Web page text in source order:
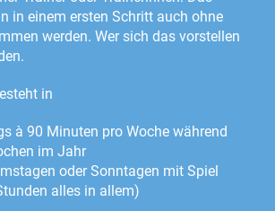
in einem ersten Schritt auch ohne
werden. Wer sich das vorstellen
in
à 90 Minuten pro Woche während
im Jahr
oder Sonntagen mit Spiel
alles in allem)